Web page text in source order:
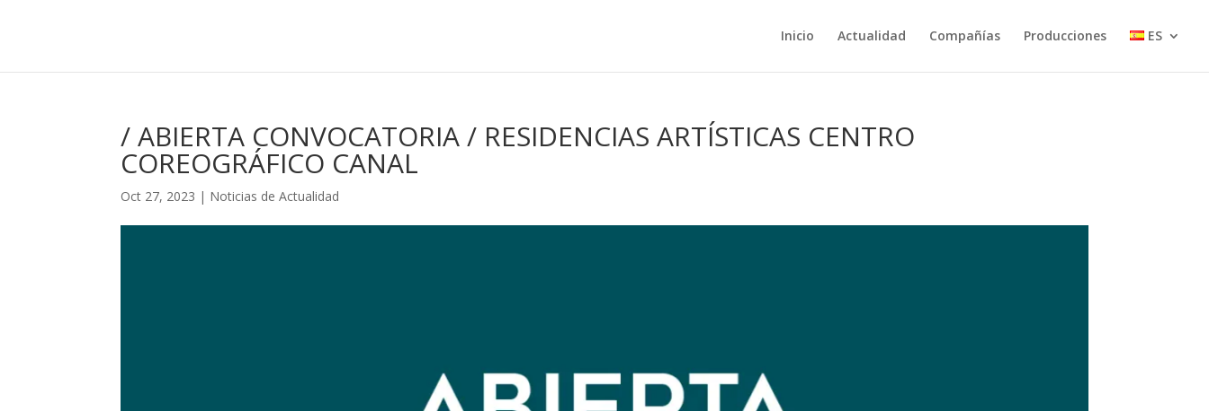
Inicio Actualidad Compañías Producciones ES
/ ABIERTA CONVOCATORIA / RESIDENCIAS ARTÍSTICAS CENTRO
COREOGRÁFICO CANAL
Oct 27, 2023 | Noticias de Actualidad